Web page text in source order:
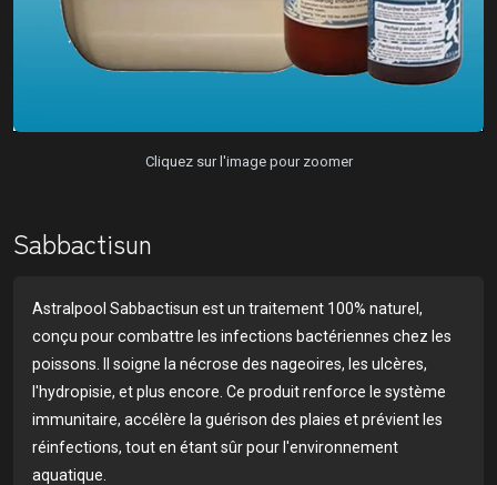
Cliquez sur l'image pour zoomer
Sabbactisun
Astralpool Sabbactisun est un traitement 100% naturel,
conçu pour combattre les infections bactériennes chez les
poissons. Il soigne la nécrose des nageoires, les ulcères,
l'hydropisie, et plus encore. Ce produit renforce le système
immunitaire, accélère la guérison des plaies et prévient les
réinfections, tout en étant sûr pour l'environnement
aquatique.